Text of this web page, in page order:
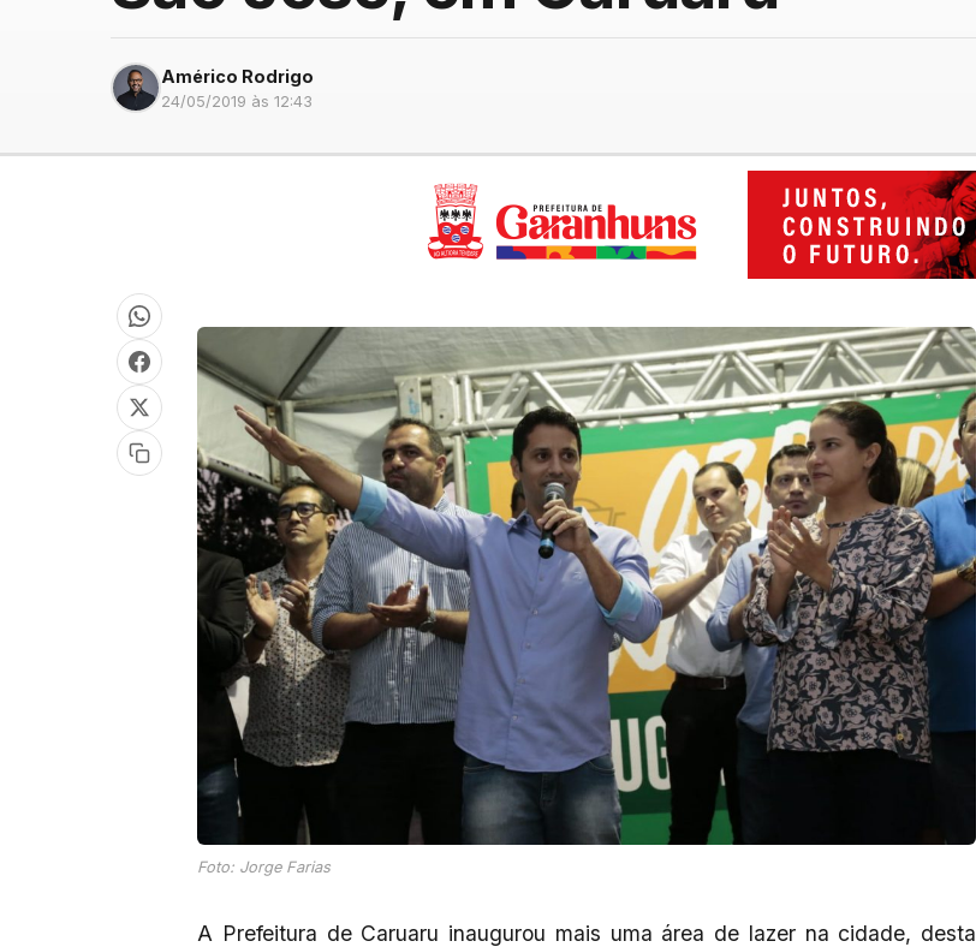
Américo Rodrigo
24/05/2019 às 12:43
Foto: Jorge Farias
A Prefeitura de Caruaru inaugurou mais uma área de lazer na cidade, desta